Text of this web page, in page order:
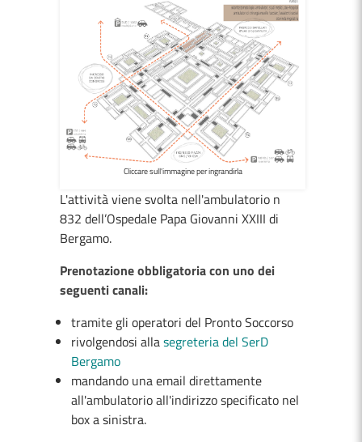
Cliccare sull'immagine per ingrandirla
L'attività viene svolta nell'ambulatorio n
832 dell’Ospedale Papa Giovanni XXIII di
Bergamo.
Prenotazione obbligatoria con uno dei
seguenti canali:
tramite gli operatori del Pronto Soccorso
rivolgendosi allasegreteria del SerD
Bergamo
mandando una email direttamente
all'ambulatorio all'indirizzo specificato nel
box a sinistra.